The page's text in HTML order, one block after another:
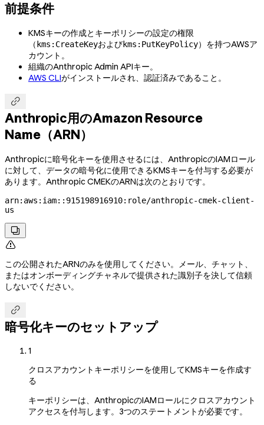
前提条件
KMSキーの作成とキーポリシーの設定の権限
（ kms:CreateKeyおよびkms:PutKeyPolicy）を持つAWSア
カウント。
組織のAnthropic Admin APIキー。
AWS CLIがインストールされ、認証済みであること。

Anthropic用のAmazon Resource
Name（ARN）
Anthropicに暗号化キーを使用させるには、AnthropicのIAMロール
に対して、データの暗号化に使用できるKMSキーを付与する必要が
あります。Anthropic CMEKのARNは次のとおりです。
arn:aws:iam::915198916910:role/anthropic-cmek-client-
us


この公開されたARNのみを使用してください。メール、チャット、
またはオンボーディングチャネルで提供された識別子を決して信頼
しないでください。

暗号化キーのセットアップ
1
クロスアカウントキーポリシーを使用してKMSキーを作成す
る
キーポリシーは、AnthropicのIAMロールにクロスアカウント
アクセスを付与します。3つのステートメントが必要です。